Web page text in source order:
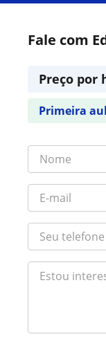
Fale com
Preço por
Primeira